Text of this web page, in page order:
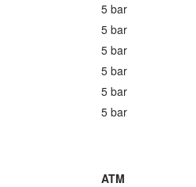
5 bar
5 bar
5 bar
5 bar
5 bar
5 bar
ATM